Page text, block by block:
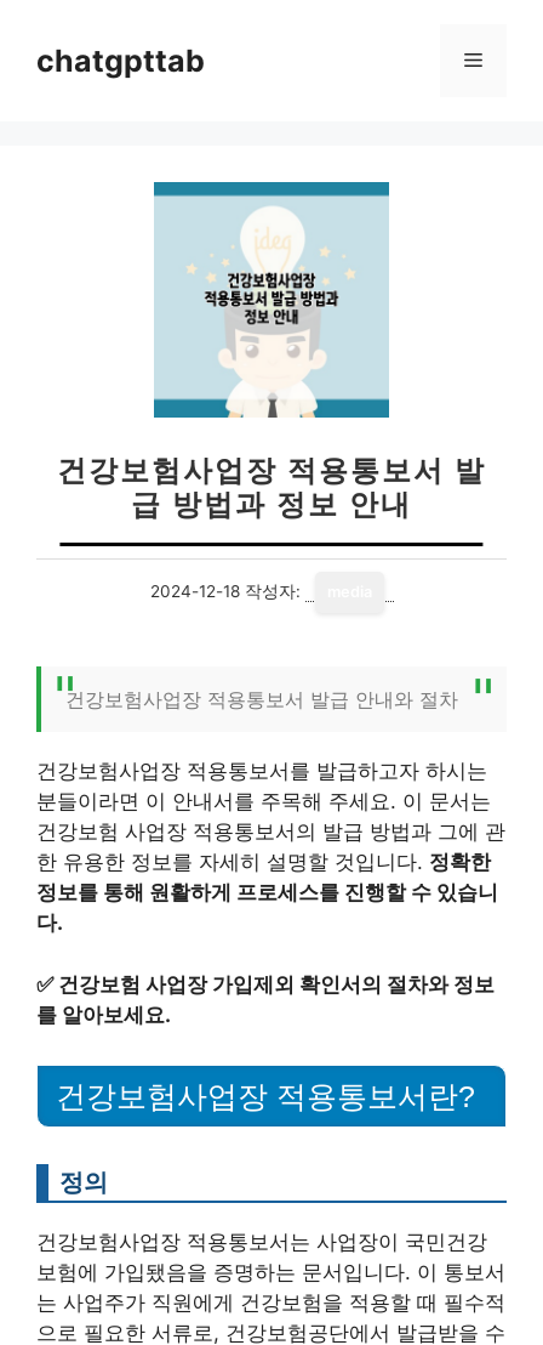
chatgpttab 메
건강보험사업장 적용통보서 발
급 방법과 정보 안내
2024-12-18 작성자:
건강보험사업장 적용통보서 발급 안내와 절차
건강보험사업장 적용통보서를 발급하고자 하시는
분들이라면 이 안내서를 주목해 주세요. 이 문서는
건강보험 사업장 적용통보서의 발급 방법과 그에 관
한 유용한 정보를 자세히 설명할 것입니다. 정확한
정보를 통해 원활하게 프로세스를 진행할 수 있습니
다.
✅ 건강보험 사업장 가입제외 확인서의 절차와 정보
를 알아보세요.
건강보험사업장 적용통보서란?
정의
건강보험사업장 적용통보서는 사업장이 국민건강
보험에 가입됐음을 증명하는 문서입니다. 이 통보서
는 사업주가 직원에게 건강보험을 적용할 때 필수적
으로 필요한 서류로, 건강보험공단에서 발급받을 수